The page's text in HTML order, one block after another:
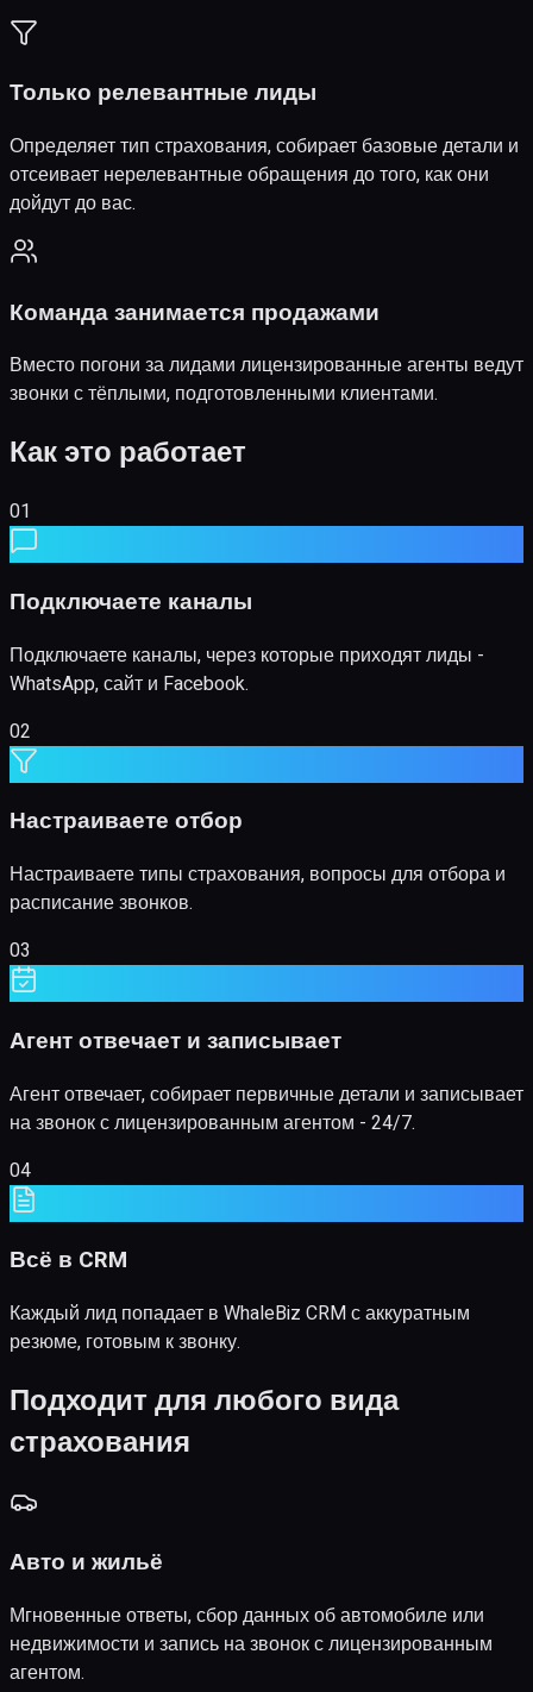
Только релевантные лиды
Определяет тип страхования, собирает базовые детали и
отсеивает нерелевантные обращения до того, как они
дойдут до вас.
Команда занимается продажами
Вместо погони за лидами лицензированные агенты ведут
звонки с тёплыми, подготовленными клиентами.
Как это работает
Подключаете каналы
Подключаете каналы, через которые приходят лиды -
WhatsApp, сайт и Facebook.
Настраиваете отбор
Настраиваете типы страхования, вопросы для отбора и
расписание звонков.
Агент отвечает и записывает
Агент отвечает, собирает первичные детали и записывает
на звонок с лицензированным агентом - 24/7.
Всё в CRM
Каждый лид попадает в WhaleBiz CRM с аккуратным
резюме, готовым к звонку.
Подходит для любого вида
страхования
Авто и жильё
Мгновенные ответы, сбор данных об автомобиле или
недвижимости и запись на звонок с лицензированным
агентом.